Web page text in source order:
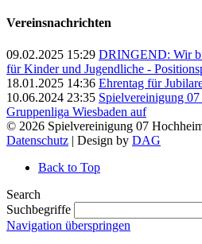
Vereinsnachrichten
09.02.2025 15:29 DRINGEND: Wir
für Kinder und Jugendliche -
18.01.2025 14:36 Ehrentag für
10.06.2024 23:35 Spielvereinigung
Gruppenliga Wiesbaden auf
© 2026 Spielvereinigung 07
Datenschutz | Design by DAG
Back to Top
Search
Suchbegriffe
Navigation überspringen